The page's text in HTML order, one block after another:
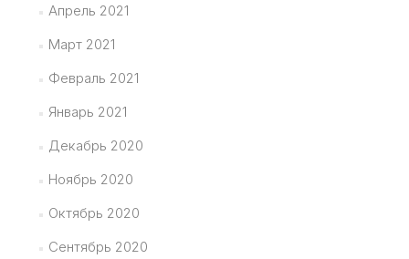
Апрель 2021
Март 2021
Февраль 2021
Январь 2021
Декабрь 2020
Ноябрь 2020
Октябрь 2020
Сентябрь 2020